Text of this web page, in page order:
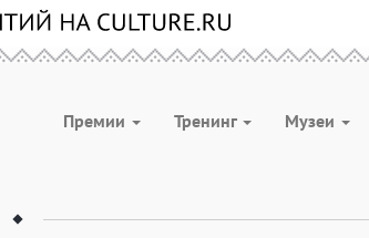
Премии Тренинг Музеи